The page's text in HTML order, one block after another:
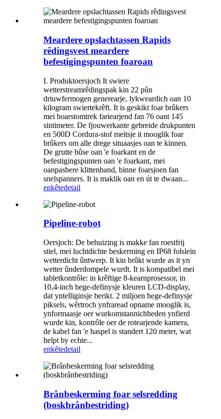
Meardere opslachtassen Rapids
rêdingsvest meardere
befestigingspunten foaroan
I. Produktoersjoch It swiere
wetterstreamrêdingspak kin 22 pûn
driuwfermogen generearje, lykweardich oan 10
kilogram swiertekrêft. It is geskikt foar brûkers
mei boarstomtrek fariearjend fan 76 oant 145
sintimeter. De fjouwerkante gebreide drukpunten
en 500D Cordura-stof meitsje it mooglik foar
brûkers om alle drege situaasjes oan te kinnen.
De grutte bûse oan 'e foarkant en de
befestigingspunten oan 'e foarkant, mei
oanpasbere klittenband, binne foarsjoen fan
snelspanners. It is maklik oan en út te dwaan...
enkêtedetail
Pipeline-robot
Oersjoch: De behuizing is makke fan roestfrij
stiel, mei luchtdichte beskerming en IP68 folslein
wetterdicht ûntwerp. It kin brûkt wurde as it yn
wetter ûnderdompele wurdt. It is kompatibel mei
tabletkontrôle: in krêftige 8-kearnprosessor, in
10,4-inch hege-definysje kleuren LCD-display,
dat yntelliginsje berikt. 2 miljoen hege-definysje
piksels, wêrtroch ynfraread opname mooglik is,
ynformaasje oer wurkomstannichheden ynfierd
wurde kin, kontrôle oer de rotearjende kamera,
de kabel fan 'e haspel is standert 120 meter, wat
helpt by echte...
enkêtedetail
Brânbeskerming foar selsredding
(boskbrânbestriding)